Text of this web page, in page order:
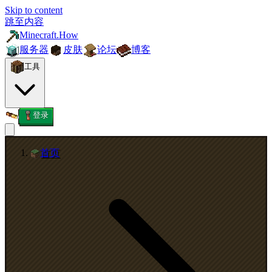
Skip to content
跳至内容
Minecraft.How
服务器
皮肤 论坛 博客
工具
登录
首页